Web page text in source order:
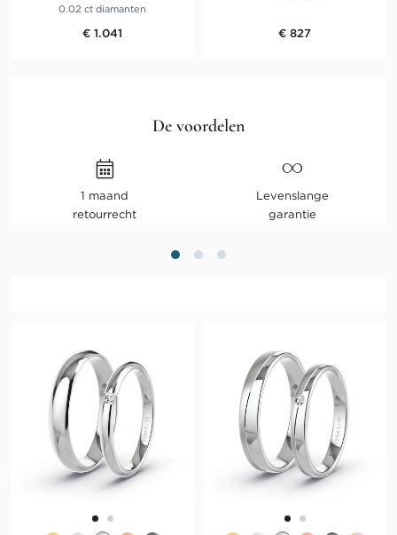
0.02 ct diamanten
€ 1.041 € 827
De voordelen
1 maand
retourrecht
Levenslange
garantie